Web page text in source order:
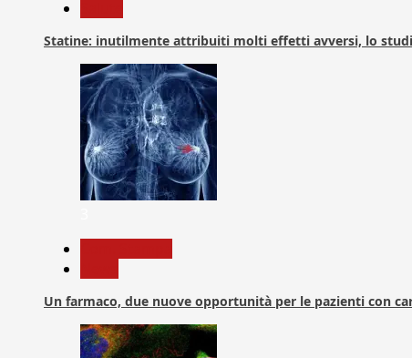
Statine: inutilmente attribuiti molti effetti avversi, lo
Un farmaco, due nuove opportunità per le pazienti con